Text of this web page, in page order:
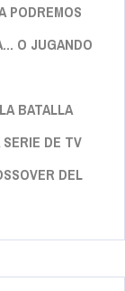
PODREMOS
O JUGANDO
BATALLA
SERIE DE TV
DEL